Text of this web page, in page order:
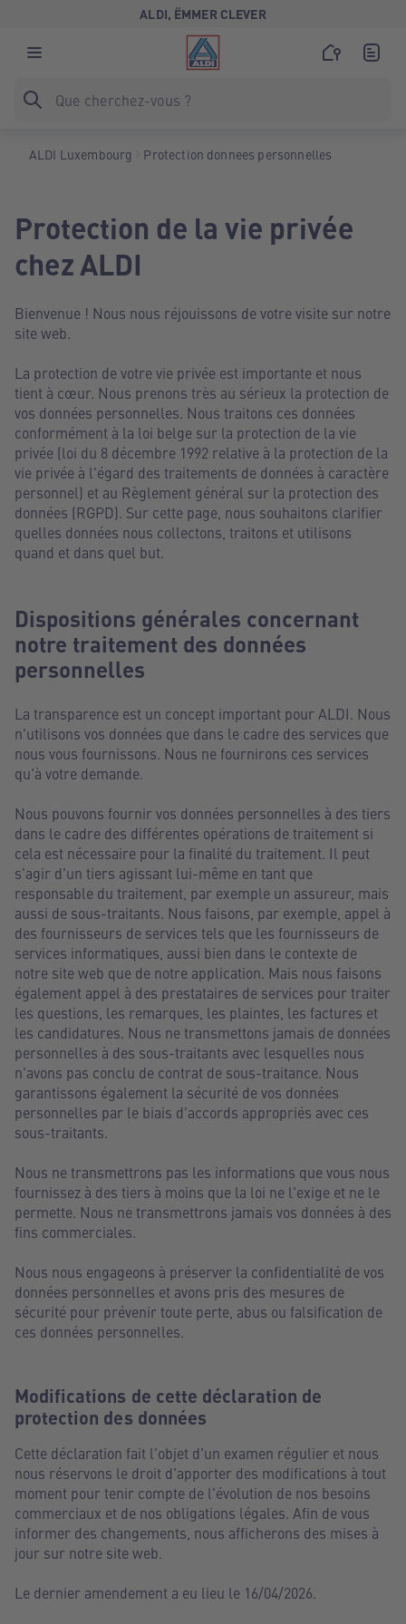
ALDI, ËMMER CLEVER
ALDI Luxembourg Protection donnees personnelles
Protection de la vie privée
chez ALDI
Bienvenue ! Nous nous réjouissons de votre visite sur notre
site web.
La protection de votre vie privée est importante et nous
tient à cœur. Nous prenons très au sérieux la protection de
vos données personnelles. Nous traitons ces données
conformément à la loi belge sur la protection de la vie
privée (loi du 8 décembre 1992 relative à la protection de la
vie privée à l'égard des traitements de données à caractère
personnel) et au Règlement général sur la protection des
données (RGPD). Sur cette page, nous souhaitons clarifier
quelles données nous collectons, traitons et utilisons
quand et dans quel but.
Dispositions générales concernant
notre traitement des données
personnelles
La transparence est un concept important pour ALDI. Nous
n'utilisons vos données que dans le cadre des services que
nous vous fournissons. Nous ne fournirons ces services
qu'à votre demande.
Nous pouvons fournir vos données personnelles à des tiers
dans le cadre des différentes opérations de traitement si
cela est nécessaire pour la finalité du traitement. Il peut
s'agir d'un tiers agissant lui-même en tant que
responsable du traitement, par exemple un assureur, mais
aussi de sous-traitants. Nous faisons, par exemple, appel à
des fournisseurs de services tels que les fournisseurs de
services informatiques, aussi bien dans le contexte de
notre site web que de notre application. Mais nous faisons
également appel à des prestataires de services pour traiter
les questions, les remarques, les plaintes, les factures et
les candidatures. Nous ne transmettons jamais de données
personnelles à des sous-traitants avec lesquelles nous
n'avons pas conclu de contrat de sous-traitance. Nous
garantissons également la sécurité de vos données
personnelles par le biais d'accords appropriés avec ces
sous-traitants.
Nous ne transmettrons pas les informations que vous nous
fournissez à des tiers à moins que la loi ne l'exige et ne le
permette. Nous ne transmettrons jamais vos données à des
fins commerciales.
Nous nous engageons à préserver la confidentialité de vos
données personnelles et avons pris des mesures de
sécurité pour prévenir toute perte, abus ou falsification de
ces données personnelles.
Modifications de cette déclaration de
protection des données
Cette déclaration fait l'objet d'un examen régulier et nous
nous réservons le droit d'apporter des modifications à tout
moment pour tenir compte de l'évolution de nos besoins
commerciaux et de nos obligations légales. Afin de vous
informer des changements, nous afficherons des mises à
jour sur notre site web.
Le dernier amendement a eu lieu le 16/04/2026.